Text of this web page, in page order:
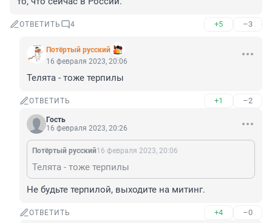
ОТВЕТИТЬ 4 +5 –3
Потёртый русский
16 февраля 2023, 20:06
Телята - тоже терпилы
ОТВЕТИТЬ +1 –2
Гость
16 февраля 2023, 20:26
Потёртый русский16 февраля 2023, 20:06
Телята - тоже терпилы
Не будьте терпилой, выходите на митинг.
ОТВЕТИТЬ +4 –0